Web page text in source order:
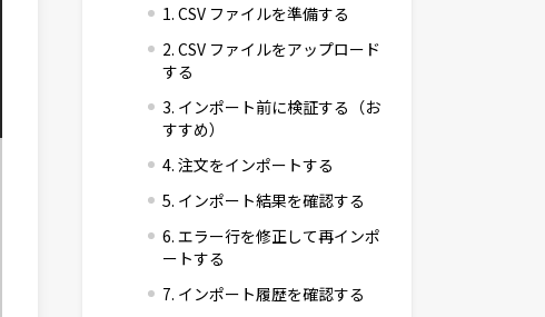
1. CSV ファイルを準備する
2. CSV ファイルをアップロード
する
3. インポート前に検証する（お
すすめ）
4. 注文をインポートする
5. インポート結果を確認する
6. エラー行を修正して再インポ
ートする
7. インポート履歴を確認する